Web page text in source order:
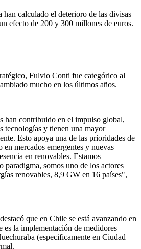
calculado el deterioro de las divisas
efecto de 200 y 300 millones de euros.
Fulvio Conti fue categórico al
mucho en los últimos años.
han contribuido en el impulso global,
tecnologías y tienen una mayor
Esto apoya una de las prioridades de
mercados emergentes y nuevas
en renovables. Estamos
paradigma, somos uno de los actores
renovables, 8,9 GW en 16 países",
que en Chile se está avanzando en
es la implementación de medidores
(especificamente en Ciudad